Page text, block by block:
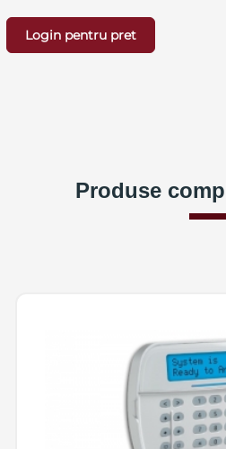
Login pentru pret
Produse